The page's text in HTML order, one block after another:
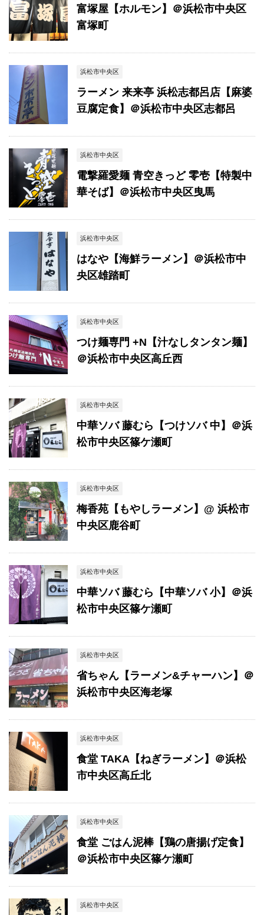
富塚屋【ホルモン】＠浜松市中央区
富塚町
浜松市中央区
ラーメン 来来亭 浜松志都呂店【麻婆
豆腐定食】＠浜松市中央区志都呂
浜松市中央区
電撃羅愛麺 青空きっど 零壱【特製中
華そば】＠浜松市中央区曳馬
浜松市中央区
はなや【海鮮ラーメン】＠浜松市中
央区雄踏町
浜松市中央区
つけ麺専門 +N【汁なしタンタン麺】
＠浜松市中央区高丘西
浜松市中央区
中華ソバ 藤むら【つけソバ 中】＠浜
松市中央区篠ケ瀬町
浜松市中央区
梅香苑【もやしラーメン】@ 浜松市
中央区鹿谷町
浜松市中央区
中華ソバ 藤むら【中華ソバ 小】＠浜
松市中央区篠ケ瀬町
浜松市中央区
省ちゃん【ラーメン&チャーハン】＠
浜松市中央区海老塚
浜松市中央区
食堂 TAKA【ねぎラーメン】＠浜松
市中央区高丘北
浜松市中央区
食堂 ごはん泥棒【鶏の唐揚げ定食】
＠浜松市中央区篠ケ瀬町
浜松市中央区